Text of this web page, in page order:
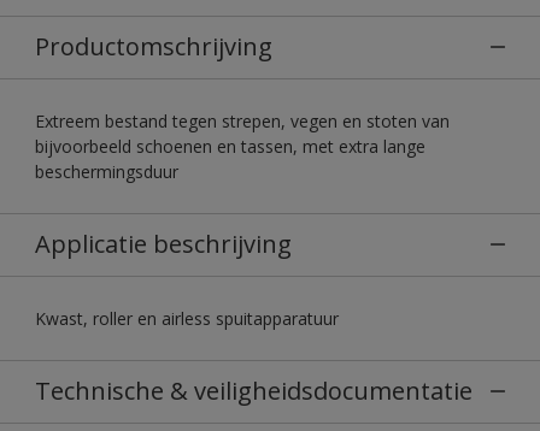
Productomschrijving
Extreem bestand tegen strepen, vegen en stoten van
bijvoorbeeld schoenen en tassen, met extra lange
beschermingsduur
Applicatie beschrijving
Kwast, roller en airless spuitapparatuur
Technische & veiligheidsdocumentatie